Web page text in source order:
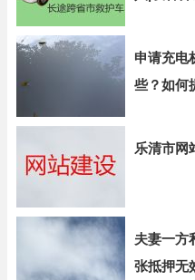
申请充电
些？如何
乐清市网
夫妻一方
张抵押无